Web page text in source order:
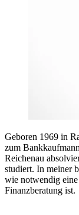
Geboren 1969 in
zum
Reichenau
studiert. In meiner
wie notwendig
Finanzberatung ist.